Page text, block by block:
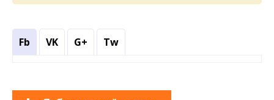
Fb VK G+ Tw